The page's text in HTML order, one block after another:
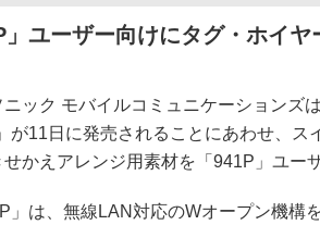
」ユーザー向けにタグ・ホイ
ック モバイルコミュニケーションズ
が11日に発売されることにあわせ、
せかえアレンジ用素材を「941P」ユー
は、無線LAN対応のWオープン機構